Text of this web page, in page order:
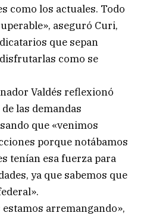
como los actuales. Todo
aseguró Curi,
que sepan
como se
Valdés reflexionó
las demandas
que «venimos
porque notábamos
tenían esa fuerza para
ya que sabemos que
arremangando»,